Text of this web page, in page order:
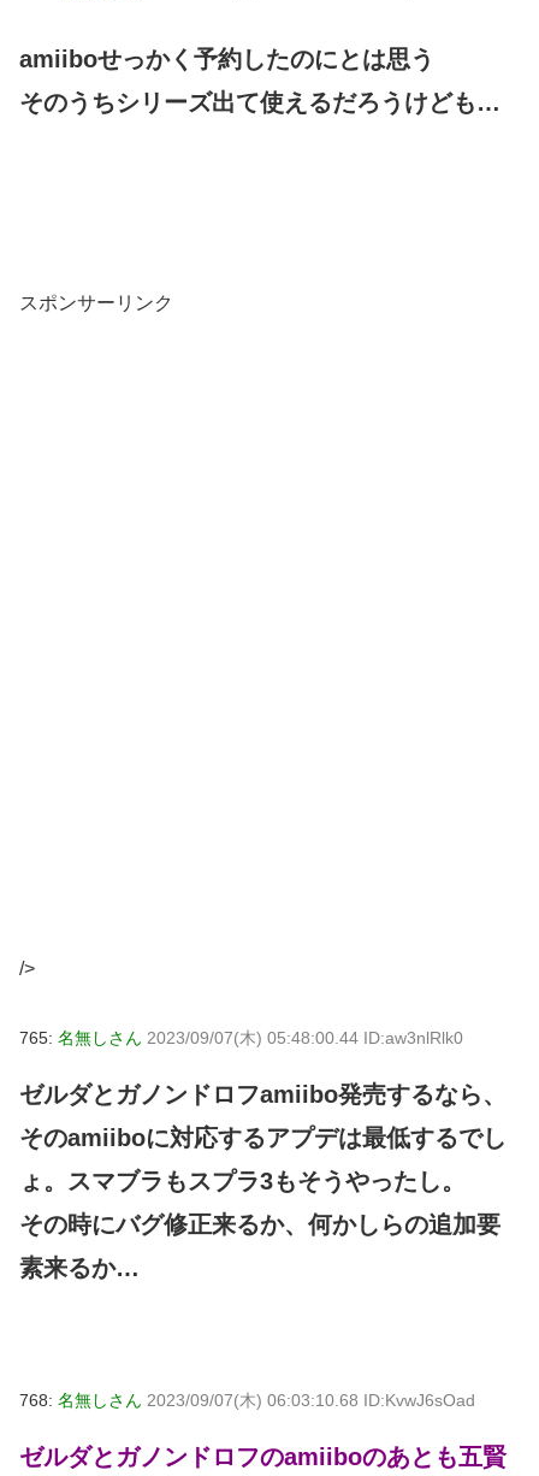
amiiboせっかく予約したのにとは思う
そのうちシリーズ出て使えるだろうけども…
スポンサーリンク
/>
765: 名無しさん 2023/09/07(木) 05:48:00.44 ID:aw3nlRlk0
ゼルダとガノンドロフamiibo発売するなら、
そのamiiboに対応するアプデは最低するでし
ょ。スマブラもスプラ3もそうやったし。
その時にバグ修正来るか、何かしらの追加要
素来るか…
768: 名無しさん 2023/09/07(木) 06:03:10.68 ID:KvwJ6sOad
ゼルダとガノンドロフのamiiboのあとも五賢